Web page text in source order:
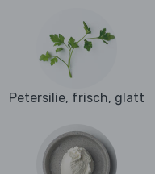
Petersilie, frisch, glatt